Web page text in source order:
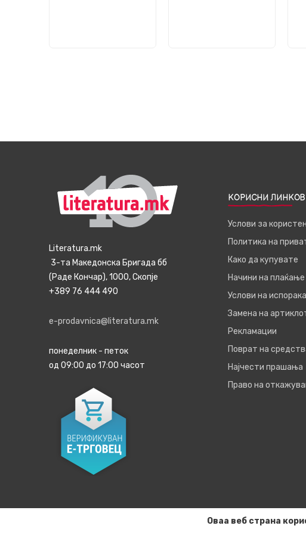
Literatura.mk
3-та Македонска Бригада бб
(Раде Кончар), 1000, Скопје
+389 76 444 490
e-prodavnica@literatura.mk
понеделник - петок
од 09:00 до 17:00 часот
КОРИСНИ
Услови за
Политика на
Како да купувате
Начини на плаќање
Услови на испорака
Замена на
Рекламации
Поврат на
Најчести прашања
Право на
Оваа веб страна